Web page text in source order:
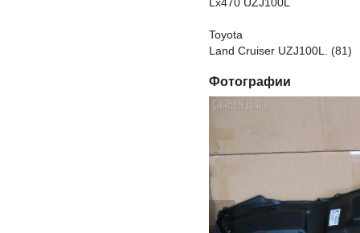
Toyota
Land Cruiser UZJ100L. (81)
Фотографии